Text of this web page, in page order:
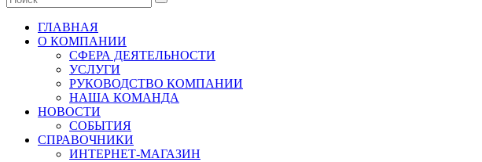
ГЛАВНАЯ
О КОМПАНИИ
СФЕРА ДЕЯТЕЛЬНОСТИ
УСЛУГИ
РУКОВОДСТВО КОМПАНИИ
НАША КОМАНДА
НОВОСТИ
СОБЫТИЯ
СПРАВОЧНИКИ
ИНТЕРНЕТ-МАГАЗИН